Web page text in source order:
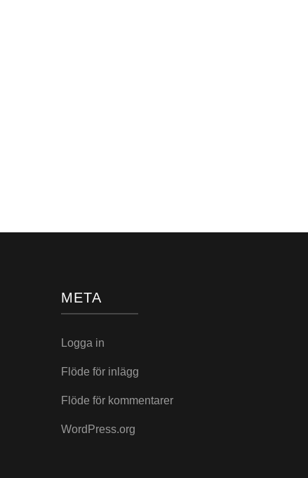
META
Logga in
Flöde för inlägg
Flöde för kommentarer
WordPress.org